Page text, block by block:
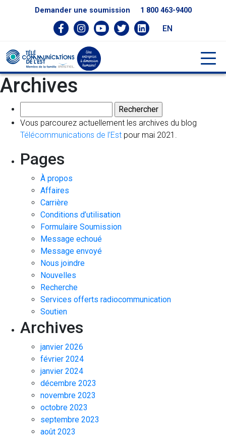
Demander une soumission 1 800 463-9400
EN
Archives
Vous parcourez actuellement les archives du blog
Télécommunications de l’Est pour mai 2021.
Pages
À propos
Affaires
Carrière
Conditions d’utilisation
Formulaire Soumission
Message echoué
Message envoyé
Nous joindre
Nouvelles
Recherche
Services offerts radiocommunication
Soutien
Archives
janvier 2026
février 2024
janvier 2024
décembre 2023
novembre 2023
octobre 2023
septembre 2023
août 2023